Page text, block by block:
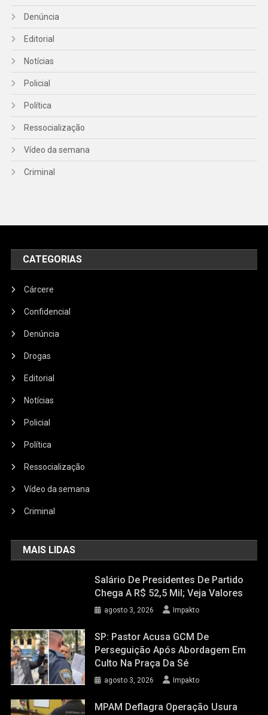
Denúncia
Editorial
Notícias
Policial
Política
Ressocialização
Vídeo da semana
Criminal
CATEGORIAS
Cárcere
Confidencial
Denúncia
Drogas
Editorial
Notícias
Policial
Política
Ressocialização
Vídeo da semana
Criminal
MAIS LIDAS
Salário De Presidentes De Partido
Chega A R$ 52,5 Mil; Veja Valores
agosto 3, 2026 Impakto
SP: Pastor Acusa GCM De
Perseguição Após Abordagem Em
Culto Na Praça Da Sé
agosto 3, 2026 Impakto
MPAM Deflagra Operação Usura